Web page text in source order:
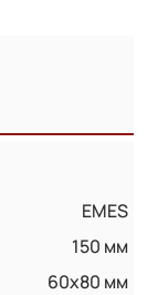
EMES
150 мм
60x80 мм